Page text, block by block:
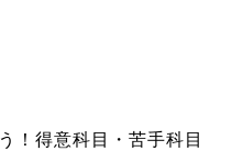
得意科目・苦手科目